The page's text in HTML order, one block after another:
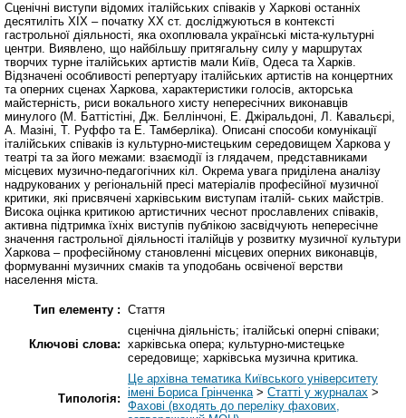
Сценічні виступи відомих італійських співаків у Харкові останніх
десятиліть ХІХ – початку ХХ ст. досліджуються в контексті
гастрольної діяльності, яка охоплювала українські міста-культурні
центри. Виявлено, що найбільшу притягальну силу у маршрутах
творчих турне італійських артистів мали Київ, Одеса та Харків.
Відзначені особливості репертуару італійських артистів на концертних
та оперних сценах Харкова, характеристики голосів, акторська
майстерність, риси вокального хисту непересічних виконавців
минулого (М. Баттістіні, Дж. Беллінчоні, Е. Джіральдоні, Л. Кавальєрі,
А. Мазіні, Т. Руффо та Е. Тамберліка). Описані способи комунікації
італійських співаків із культурно-мистецьким середовищем Харкова у
театрі та за його межами: взаємодії iз глядачем, представниками
місцевих музично-педагогічних кіл. Окрема увага приділена аналізу
надрукованих у регіональній пресі матеріалів професійної музичної
критики, які присвячені харківським виступам італій- ських майстрів.
Висока оцінка критикою артистичних чеснот прославлених співаків,
активна підтримка їхніх виступів публікою засвідчують непересічне
значення гастрольної діяльності італійців у розвитку музичної культури
Харкова – професійному становленні місцевих оперних виконавців,
формуванні музичних смаків та уподобань освіченої верстви
населення міста.
Тип елементу : Стаття
Ключові слова:
сценічна діяльність; італійські оперні співаки;
харківська опера; культурно-мистецьке
середовище; харківська музична критика.
Типологія:
Це архівна тематика Київського університету
імені Бориса Грінченка> Статті у журналах >
Фахові (входять до переліку фахових,